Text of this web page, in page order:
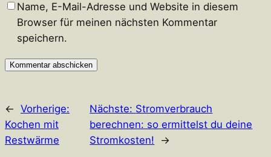
Name, E-Mail-Adresse und Website in diesem
Browser für meinen nächsten Kommentar
speichern.
← Vorherige:
Kochen mit
Restwärme
Nächste: Stromverbrauch
berechnen: so ermittelst du deine
Stromkosten!
→